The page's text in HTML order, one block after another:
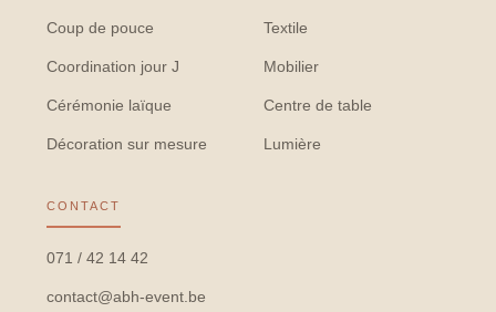
Coup de pouce
Coordination jour J
Cérémonie laïque
Décoration sur mesure
Textile
Mobilier
Centre de table
Lumière
CONTACT
071 / 42 14 42
contact@abh-event.be